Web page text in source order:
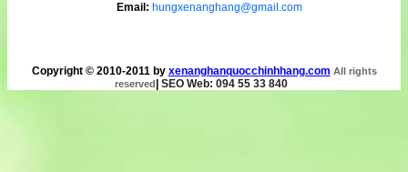
Email: hungxenanghang@gmail.com
Copyright © 2010-2011 by xenanghanquocchinhhang.com All rights
reserved SEO Web: 094 55 33 840